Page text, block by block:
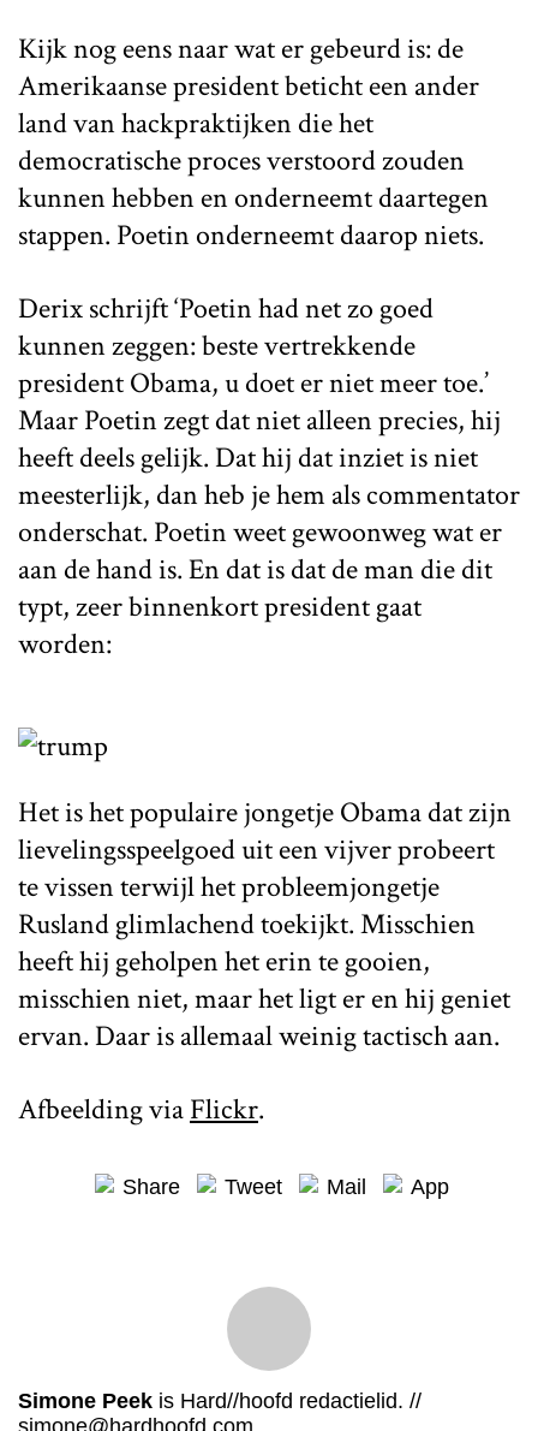
Kijk nog eens naar wat er gebeurd is: de
Amerikaanse president beticht een ander
land van hackpraktijken die het
democratische proces verstoord zouden
kunnen hebben en onderneemt daartegen
stappen. Poetin onderneemt daarop niets.
Derix schrijft ‘Poetin had net zo goed
kunnen zeggen: beste vertrekkende
president Obama, u doet er niet meer toe.’
Maar Poetin zegt dat niet alleen precies, hij
heeft deels gelijk. Dat hij dat inziet is niet
meesterlijk, dan heb je hem als commentator
onderschat. Poetin weet gewoonweg wat er
aan de hand is. En dat is dat de man die dit
typt, zeer binnenkort president gaat
worden:
Het is het populaire jongetje Obama dat zijn
lievelingsspeelgoed uit een vijver probeert
te vissen terwijl het probleemjongetje
Rusland glimlachend toekijkt. Misschien
heeft hij geholpen het erin te gooien,
misschien niet, maar het ligt er en hij geniet
ervan. Daar is allemaal weinig tactisch aan.
Afbeelding viaFlickr.
Share Tweet Mail App
Simone Peek is Hard//hoofd redactielid. //
simone@hardhoofd.com